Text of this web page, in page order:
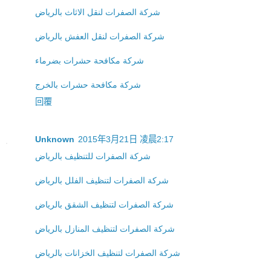
شركة الصفرات لنقل الاثاث بالرياض
شركة الصفرات لنقل العفش بالرياض
شركة مكافحة حشرات بضرماء
شركة مكافحة حشرات بالخرج
回覆
Unknown 2015年3月21日 凌晨2:17
شركة الصفرات للتنظيف بالرياض
شركة الصفرات لتنظيف الفلل بالرياض
شركة الصفرات لتنظيف الشقق بالرياض
شركة الصفرات لتنظيف المنازل بالرياض
شركة الصفرات لتنظيف الخزانات بالرياض